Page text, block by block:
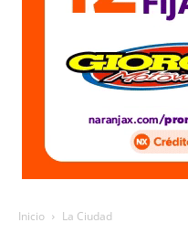
Inicio La Ciudad